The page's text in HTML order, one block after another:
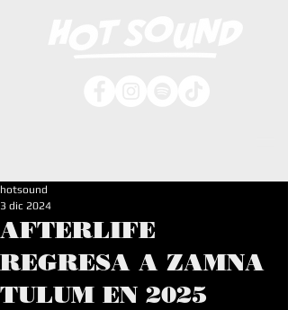
AFTERLIFE
REGRESA A ZAMNA
TULUM EN 2025
hotsound
3 dic 2024